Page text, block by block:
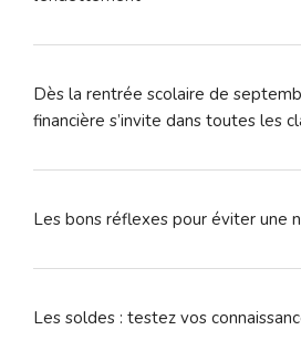
Dès la rentrée scolaire de
financière s’invite dans toutes les
Les bons réflexes pour éviter une
Les soldes : testez vos